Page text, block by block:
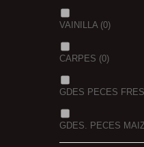
VAINILLA(0)
CARPES (0)
GDES PECES
GDES. PECES